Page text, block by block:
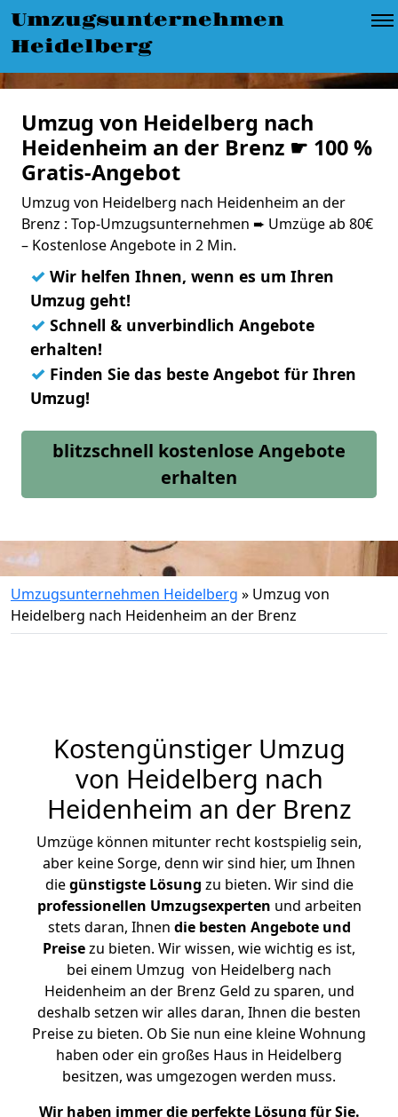
Umzugsunternehmen
Heidelberg
Umzug von Heidelberg nach
Heidenheim an der Brenz ☛ 100 %
Gratis-Angebot
Umzug von Heidelberg nach Heidenheim an der
Brenz : Top-Umzugsunternehmen ➨ Umzüge ab 80€
– Kostenlose Angebote in 2 Min.
✓ Wir helfen Ihnen, wenn es um Ihren
Umzug geht!
✓ Schnell & unverbindlich Angebote
erhalten!
✓ Finden Sie das beste Angebot für Ihren
Umzug!
blitzschnell kostenlose Angebote
erhalten
Umzugsunternehmen Heidelberg » Umzug von
Heidelberg nach Heidenheim an der Brenz
Kostengünstiger Umzug
von Heidelberg nach
Heidenheim an der Brenz
Umzüge können mitunter recht kostspielig sein,
aber keine Sorge, denn wir sind hier, um Ihnen
diegünstigste Lösung zu bieten. Wir sind die
professionellen Umzugsexperten und arbeiten
stets daran, Ihnen die besten Angebote und
Preisezu bieten. Wir wissen, wie wichtig es ist,
bei einem Umzug von Heidelberg nach
Heidenheim an der Brenz Geld zu sparen, und
deshalb setzen wir alles daran, Ihnen die besten
Preise zu bieten. Ob Sie nun eine kleine Wohnung
haben oder ein großes Haus in Heidelberg
besitzen, was umgezogen werden muss.
Wir haben immer die perfekte Lösung für Sie.